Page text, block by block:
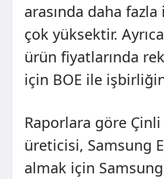
arasında daha
çok yüksektir.
ürün fiyatlarında
için BOE ile
Raporlara göre Çinli
üreticisi, Samsung
almak için